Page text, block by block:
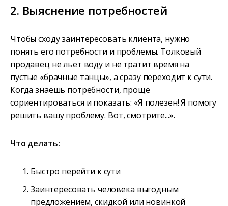
2. Выяснение потребностей
Чтобы сходу заинтересовать клиента, нужно
понять его потребности и проблемы. Толковый
продавец не льет воду и не тратит время на
пустые «брачные танцы», а сразу переходит к сути.
Когда знаешь потребности, проще
сориентироваться и показать: «Я полезен! Я помогу
решить вашу проблему. Вот, смотрите...».
Что делать:
Быстро перейти к сути
Заинтересовать человека выгодным
предложением, скидкой или новинкой